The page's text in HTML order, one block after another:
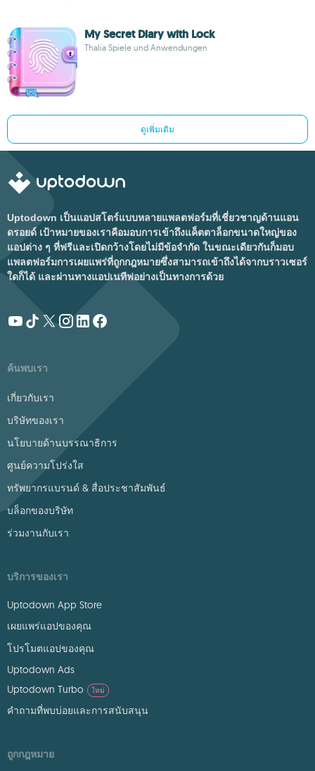
My Secret Diary with Lock
Thalia Spiele und Anwendungen
ดูเพิ่มเติม
Uptodown เป็นแอปสโตร์แบบหลายแพลตฟอร์มที่เชี่ยวชาญด้านแอน
ดรอยด์ เป้าหมายของเราคือมอบการเข้าถึงแค็ตตาล็อกขนาดใหญ่ของ
แอปต่าง ๆ ที่ฟรีและเปิดกว้างโดยไม่มีข้อจำกัด ในขณะเดียวกันก็มอบ
แพลตฟอร์มการเผยแพร่ที่ถูกกฎหมายซึ่งสามารถเข้าถึงได้จากบราวเซอร์
ใดก็ได้ และผ่านทางแอปเนทีฟอย่างเป็นทางการด้วย
ค้นพบเรา
เกี่ยวกับเรา
บริษัทของเรา
นโยบายด้านบรรณาธิการ
ศูนย์ความโปร่งใส
ทรัพยากรแบรนด์ & สื่อประชาสัมพันธ์
บล็อกของบริษัท
ร่วมงานกับเรา
บริการของเรา
Uptodown App Store
เผยแพร่แอปของคุณ
โปรโมตแอปของคุณ
Uptodown Ads
Uptodown Turbo
ใหม่
คำถามที่พบบ่อยและการสนับสนุน
ถูกกฎหมาย